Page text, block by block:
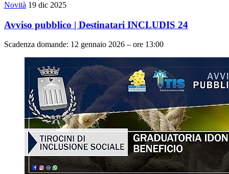
Novità 19 dic 2025
Avviso pubblico | Destinatari INCLUDIS 24
Scadenza domande: 12 gennaio 2026 – ore 13:00